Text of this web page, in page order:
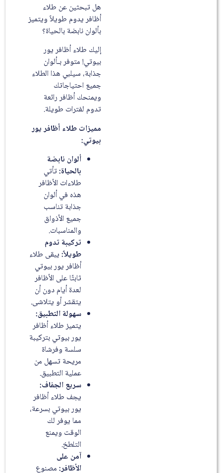
هل تبحثين عن طلاء
أظافر يدوم طويلاً ويتميز
بألوان نابضة بالحياة؟
إليك طلاء أظافر يور
بيوتي! متوفر بـألوان
جذابة، سيلبي هذا الطلاء
جميع احتياجاتك
ويمنحك أظافر رائعة
تدوم لفترات طويلة.
مميزات طلاء أظافر يور
بيوتي:
ألوان نابضة
بالحياة:تأتي
طلاءات الأظافر
هذه في ألوان
جذابة تناسب
جميع الأذواق
والمناسبات.
تركيبة تدوم
طويلاً:يبقى طلاء
أظافر يور بيوتي
ثابتًا على الأظافر
لعدة أيام دون أن
يتقشر أو يتلاشى.
سهولة التطبيق:
يتميز طلاء أظافر
يور بيوتي بتركيبة
سلسة وفرشاة
مريحة تسهل من
عملية التطبيق.
سريع الجفاف:
يجف طلاء أظافر
يور بيوتي بسرعة،
مما يوفر لك
الوقت ويمنع
التلطخ.
آمن على
الأظافر:مصنوع